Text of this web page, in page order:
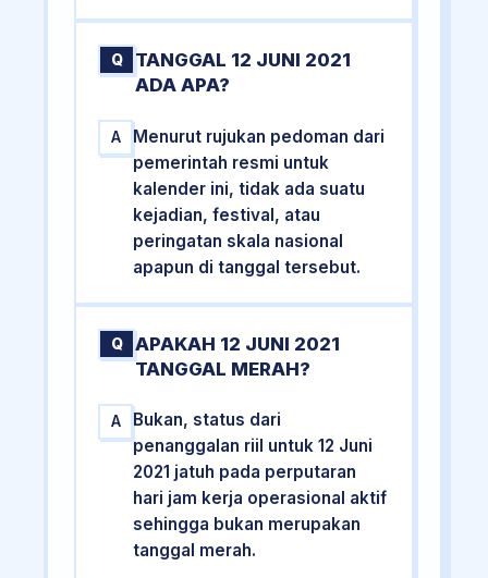
Q
TANGGAL 12 JUNI 2021
ADA APA?
A
Menurut rujukan pedoman dari
pemerintah resmi untuk
kalender ini, tidak ada suatu
kejadian, festival, atau
peringatan skala nasional
apapun di tanggal tersebut.
Q
APAKAH 12 JUNI 2021
TANGGAL MERAH?
A
Bukan, status dari
penanggalan riil untuk 12 Juni
2021 jatuh pada perputaran
hari jam kerja operasional aktif
sehingga bukan merupakan
tanggal merah.